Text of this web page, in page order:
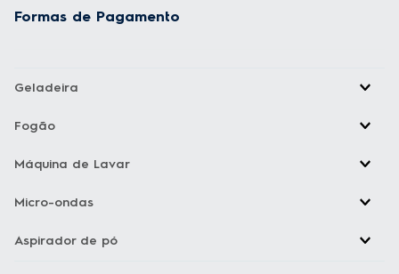
Formas de Pagamento
Geladeira
Fogão
Máquina de Lavar
Micro-ondas
Aspirador de pó